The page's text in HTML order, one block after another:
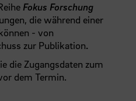
Fokus Forschung
die während einer
- von
zur Publikation.
die Zugangsdaten zum
dem Termin.